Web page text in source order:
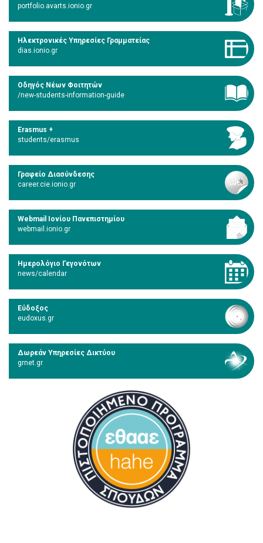
portfolio.avarts.ionio.gr
Ηλεκτρονικές Υπηρεσίες Γραμματείας
dias.ionio.gr
Οδηγός Νέων Φοιτητών
/new-students-information-guide
Erasmus +
students/erasmus
Γραφείο Διασύνδεσης
career.cie.ionio.gr
Webmail Ιονίου Πανεπιστημίου
webmail.ionio.gr
Ημερολόγιο Γεγονότων
news/calendar
Εύδοξος
eudoxus.gr
Δωρεάν Υπηρεσίες Δικτύου
grnet.gr